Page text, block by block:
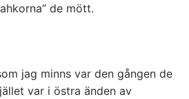
de mött.
jag minns var den gången de
var i östra änden av